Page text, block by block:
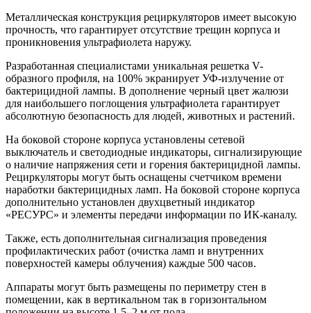
Металлическая конструкция рециркуляторов имеет высокую
прочность, что гарантирует отсутствие трещин корпуса и
проникновения ультрафиолета наружу.
Разработанная специалистами уникальная решетка V-
образного профиля, на 100% экранирует УФ-излучение от
бактерицидной лампы. В дополнение черный цвет жалюзи
для наибольшего поглощения ультрафиолета гарантирует
абсолютную безопасность для людей, животных и растений.
На боковой стороне корпуса установлены сетевой
выключатель и светодиодные индикаторы, сигнализирующие
о наличие напряжения сети и горения бактерицидной лампы.
Рециркуляторы могут быть оснащены счетчиком времени
наработки бактерицидных ламп. На боковой стороне корпуса
дополнительно установлен двухцветный индикатор
«РЕСУРС» и элементы передачи информации по ИК-каналу.
Также, есть дополнительная сигнализация проведения
профилактических работ (очистка ламп и внутренних
поверхностей камеры облучения) каждые 500 часов.
Аппараты могут быть размещены по периметру стен в
помещении, как в вертикальном так в горизонтальном